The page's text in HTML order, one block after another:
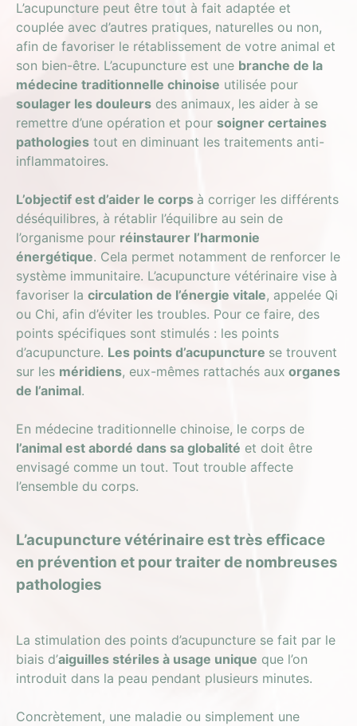
L’acupuncture peut être tout à fait adaptée et
couplée avec d’autres pratiques, naturelles ou non,
afin de favoriser le rétablissement de votre animal et
son bien-être. L’acupuncture est une branche de la
médecine traditionnelle chinoise utilisée pour
soulager les douleurs des animaux, les aider à se
remettre d’une opération et pour soigner certaines
pathologies tout en diminuant les traitements anti-
inflammatoires.
L’objectif est d’aider le corps à corriger les différents
déséquilibres, à rétablir l’équilibre au sein de
l’organisme pour réinstaurer l’harmonie
énergétique. Cela permet notamment de renforcer le
système immunitaire. L’acupuncture vétérinaire vise à
favoriser la circulation de l’énergie vitale, appelée Qi
ou Chi, afin d’éviter les troubles. Pour ce faire, des
points spécifiques sont stimulés : les points
d’acupuncture. Les points d’acupuncture se trouvent
sur les méridiens, eux-mêmes rattachés aux organes
de l’animal.
En médecine traditionnelle chinoise, le corps de
l’animal est abordé dans sa globalité et doit être
envisagé comme un tout. Tout trouble affecte
l’ensemble du corps.
L’acupuncture vétérinaire est très efficace
en prévention et pour traiter de nombreuses
pathologies
La stimulation des points d’acupuncture se fait par le
biais d’aiguilles stériles à usage unique que l’on
introduit dans la peau pendant plusieurs minutes.
Concrètement, une maladie ou simplement une